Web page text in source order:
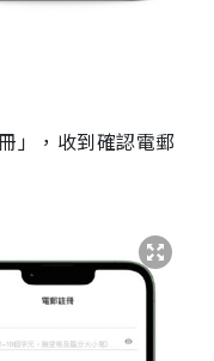
」，收到確認電郵